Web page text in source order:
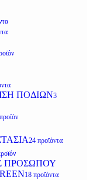
ΠΟΔΙΩΝ3
24 προϊόντα
ΠΡΟΣΩΠΟΥ
18 προϊόντα